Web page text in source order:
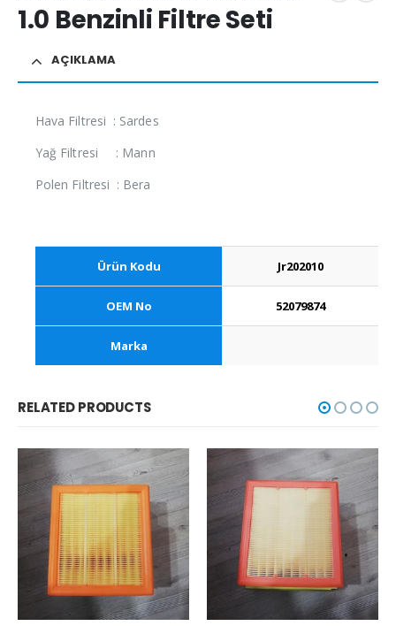
1.0 Benzinli Filtre Seti
AÇIKLAMA
Hava Filtresi : Sardes
Yağ Filtresi : Mann
Polen Filtresi : Bera
Ürün Kodu Jr202010
OEM No 52079874
Marka
RELATED PRODUCTS